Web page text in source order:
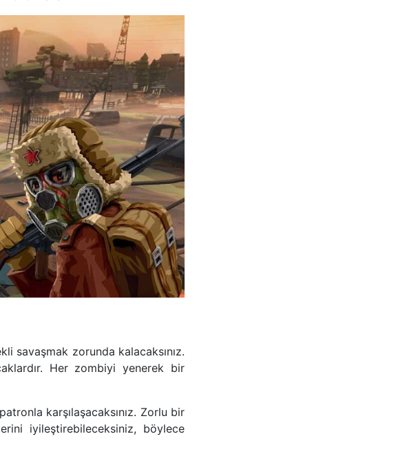
savaşmak zorunda kalacaksınız.
Her zombiyi yenerek bir
karşılaşacaksınız. Zorlu bir
iyileştirebileceksiniz, böylece